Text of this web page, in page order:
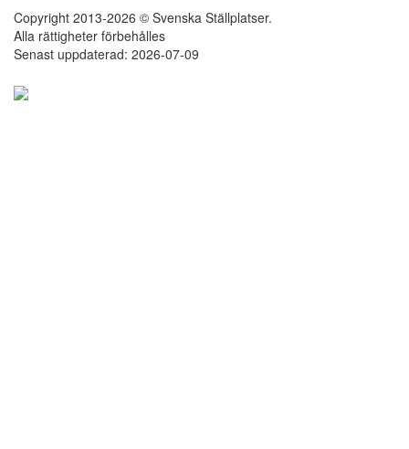
Copyright 2013-2026 © Svenska Ställplatser.
Alla rättigheter förbehålles
Senast uppdaterad: 2026-07-09